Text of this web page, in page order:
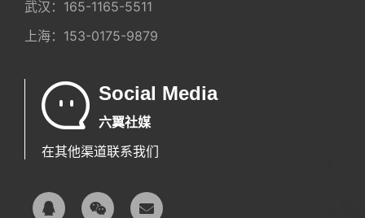
武汉： 165-1165-5511
上海： 153-0175-9879
Social Media
六翼社媒
在其他渠道联系我们